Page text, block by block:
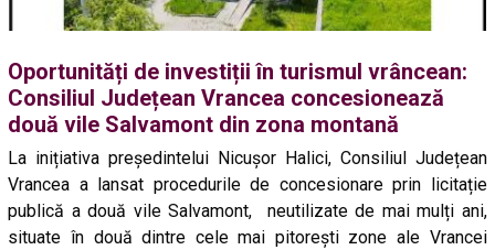
Oportunități de investiții în turismul vrâncean:
Consiliul Județean Vrancea concesionează
două vile Salvamont din zona montană
La inițiativa președintelui Nicușor Halici, Consiliul Județean
Vrancea a lansat procedurile de concesionare prin licitație
publică a două vile Salvamont, neutilizate de mai mulți ani,
situate în două dintre cele mai pitorești zone ale Vrancei